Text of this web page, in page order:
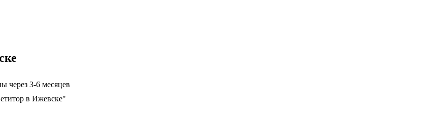
через 3-6 месяцев
в Ижевске"